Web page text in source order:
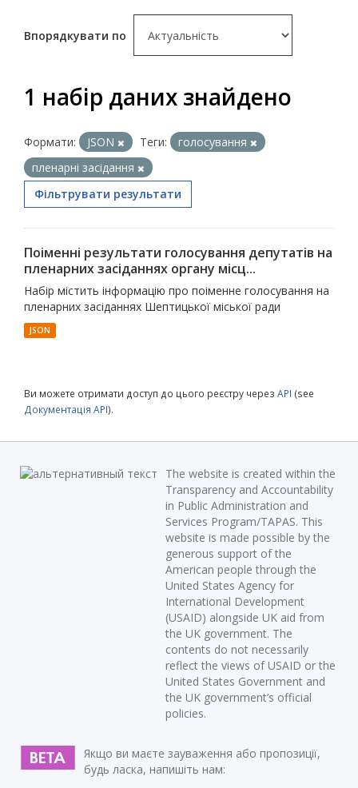
Впорядкувати по
1 набір даних знайдено
Формати: JSON Теги:
голосування
пленарні засідання
Фільтрувати результати
Поіменні результати голосування депутатів на
пленарних засіданнях органу місц...
Набір містить інформацію про поіменне голосування на
пленарних засіданнях Шептицької міської ради
JSON
Ви можете отримати доступ до цього реєстру через API (see
Документація API).
The website is created within the
Transparency and Accountability
in Public Administration and
Services Program/TAPAS. This
website is made possible by the
generous support of the
American people through the
United States Agency for
International Development
(USAID) alongside UK aid from
the UK government. The
contents do not necessarily
reflect the views of USAID or the
United States Government and
the UK government’s official
policies.
Якщо ви маєте зауваження або пропозиції,
будь ласка, напишіть нам: